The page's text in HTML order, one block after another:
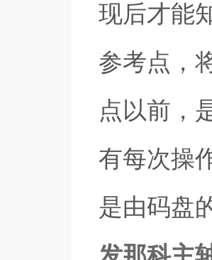
现后才能
参考点，
点以前，
有每次操
是由码盘